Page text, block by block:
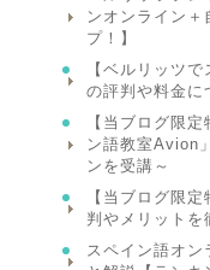
ンオンライン＋
プ！】
【ベルリッツ
の評判や料金に
【当ブログ限
ン語教室Avion
ンを受講～
【当ブログ限
判やメリットを
スペイン語オン